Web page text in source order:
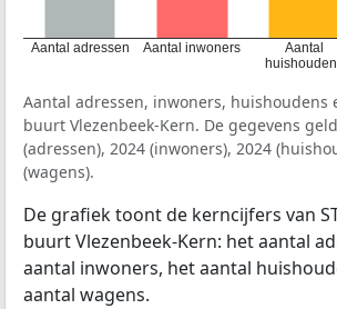
Aantal adressen Aantal inwoners
Aantal
Aantal adressen, inwoners, huishoudens
buurt Vlezenbeek-Kern. De gegevens
(adressen), 2024 (inwoners), 2024
(wagens).
De grafiek toont de kerncijfers van
buurt Vlezenbeek-Kern: het aantal
aantal inwoners, het aantal
aantal wagens.